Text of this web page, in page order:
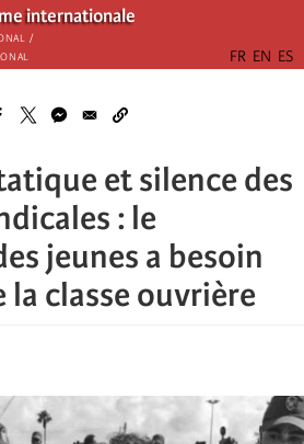
internationale
/
et silence des
: le
jeunes a besoin
la classe ouvrière